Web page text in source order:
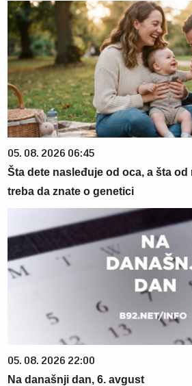
05. 08. 2026 06:45
Šta dete nasleđuje od oca, a šta od
treba da znate o genetici
05. 08. 2026 22:00
Na današnji dan, 6. avgust